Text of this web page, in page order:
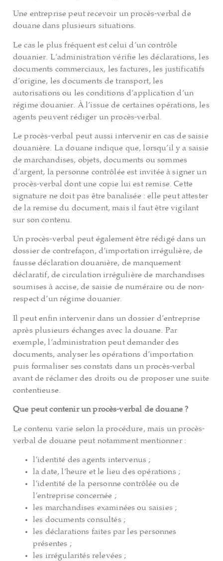
Une entreprise peut recevoir un procès-verbal de
douane dans plusieurs situations.
Le cas le plus fréquent est celui d’un contrôle
douanier. L’administration vérifie les déclarations, les
documents commerciaux, les factures, les justificatifs
d’origine, les documents de transport, les
autorisations ou les conditions d’application d’un
régime douanier. À l’issue de certaines opérations, les
agents peuvent rédiger un procès-verbal.
Le procès-verbal peut aussi intervenir en cas de saisie
douanière. La douane indique que, lorsqu’il y a saisie
de marchandises, objets, documents ou sommes
d’argent, la personne contrôlée est invitée à signer un
procès-verbal dont une copie lui est remise. Cette
signature ne doit pas être banalisée : elle peut attester
de la remise du document, mais il faut être vigilant
sur son contenu.
Un procès-verbal peut également être rédigé dans un
dossier de contrefaçon, d’importation irrégulière, de
fausse déclaration douanière, de manquement
déclaratif, de circulation irrégulière de marchandises
soumises à accise, de saisie de numéraire ou de non-
respect d’un régime douanier.
Il peut enfin intervenir dans un dossier d’entreprise
après plusieurs échanges avec la douane. Par
exemple, l’administration peut demander des
documents, analyser les opérations d’importation
puis formaliser ses constats dans un procès-verbal
avant de réclamer des droits ou de proposer une suite
contentieuse.
Que peut contenir un procès-verbal de douane ?
Le contenu varie selon la procédure, mais un procès-
verbal de douane peut notamment mentionner :
l’identité des agents intervenus ;
la date, l’heure et le lieu des opérations ;
l’identité de la personne contrôlée ou de
l’entreprise concernée ;
les marchandises examinées ou saisies ;
les documents consultés ;
les déclarations faites par les personnes
présentes ;
les irrégularités relevées ;